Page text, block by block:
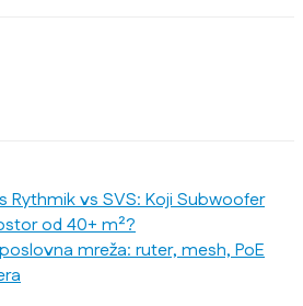
Rythmik vs SVS: Koji Subwoofer
od 40+ m²?
mreža: ruter, mesh, PoE